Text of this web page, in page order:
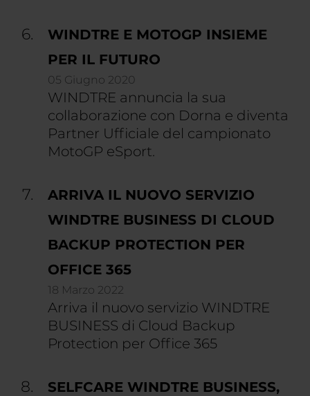
WINDTRE E MOTOGP INSIEME
PER IL FUTURO
05 Giugno 2020
WINDTRE annuncia la sua
collaborazione con Dorna e diventa
Partner Ufficiale del campionato
MotoGP eSport.
ARRIVA IL NUOVO SERVIZIO
WINDTRE BUSINESS DI CLOUD
BACKUP PROTECTION PER
OFFICE 365
18 Marzo 2022
Arriva il nuovo servizio WINDTRE
BUSINESS di Cloud Backup
Protection per Office 365
SELFCARE WINDTRE BUSINESS,